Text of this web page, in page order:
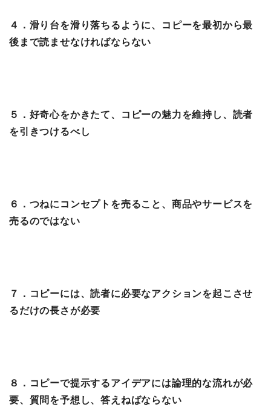
４．滑り台を滑り落ちるように、コピーを最初から最
後まで読ませなければならない
５．好奇心をかきたて、コピーの魅力を維持し、読者
を引きつけるべし
６．つねにコンセプトを売ること、商品やサービスを
売るのではない
７．コピーには、読者に必要なアクションを起こさせ
るだけの長さが必要
８．コピーで提示するアイデアには論理的な流れが必
要、質問を予想し、答えねばならない